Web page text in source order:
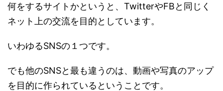
何をするサイトかというと、TwitterやFBと同じく
ネット上の交流を目的としています。
いわゆるSNSの１つです。
でも他のSNSと最も違うのは、動画や写真のアップ
を目的に作られているということです。